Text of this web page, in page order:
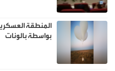
المنطقة
بواسطة بالونات